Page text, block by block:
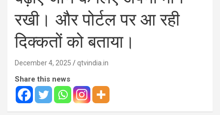
रखी। और पोर्टल पर आ रही
दिक्कतों को बताया।
December 4, 2025 qtvindia.in
Share this news